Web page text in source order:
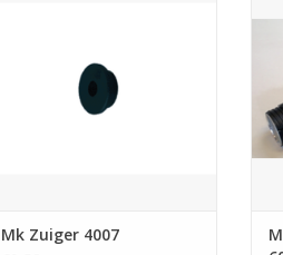
Mk Zuiger 4007